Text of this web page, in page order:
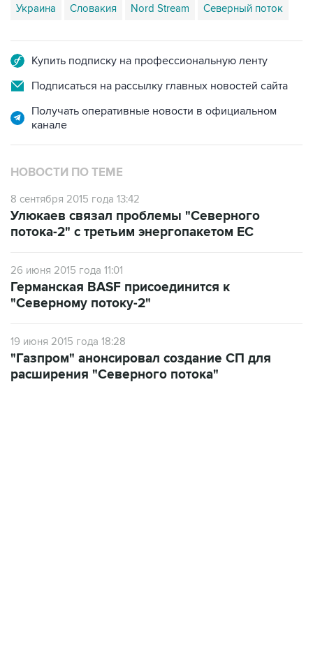
Подписаться на рассылку главных новостей сайта
Получать оперативные новости в официальном
НОВОСТИ ПО ТЕМЕ
8 сентября 2015 года 13:42
потока-2" с третьим энергопакетом ЕС
26 июня 2015 года 11:01
"Северному потоку-2"
19 июня 2015 года 18:28
расширения "Северного потока"